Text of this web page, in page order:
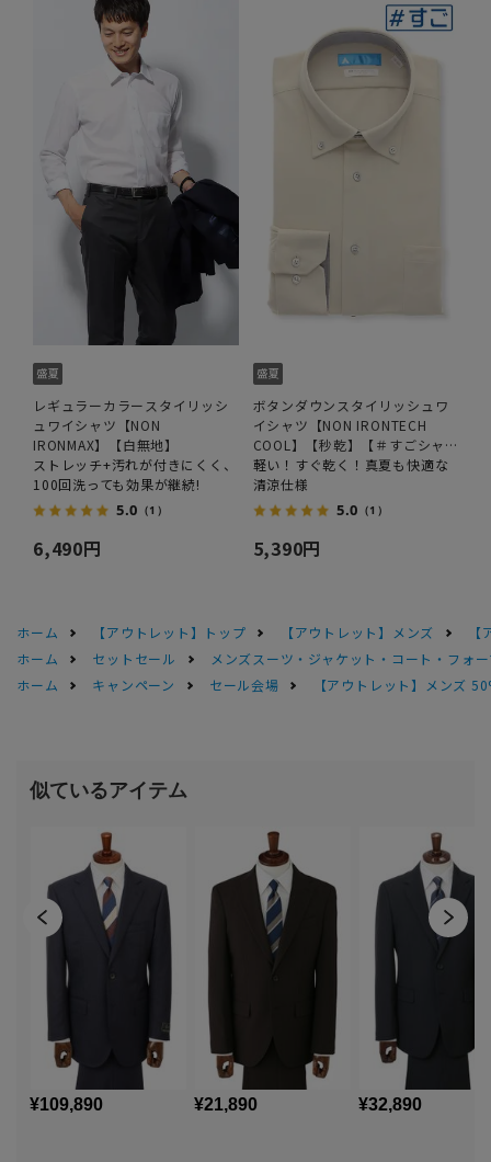
レギュラーカラースタイリッシ
ュワイシャツ【NON
IRONMAX】【白無地】
ストレッチ+汚れが付きにくく、
100回洗っても効果が継続!
5.0 （1）
6,490円
ボタンダウンスタイリッシュワ
イシャツ【NON IRONTECH
COOL】【秒乾】【＃すごシャ
ツ】
軽い！すぐ乾く！真夏も快適な
清涼仕様
5.0 （1）
5,390円
ホーム 【アウトレット】トップ 【アウトレット】メンズ
ホーム
セットセール
メンズスーツ・ジャケット・コート・フォ
ホーム
キャンペーン セール会場 【アウトレット】メンズ